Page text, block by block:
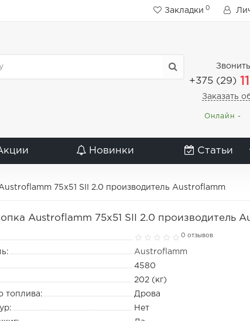
Закладки 0
+375 (29)
Заказать
Онлайн -
Новинки Статьи
75x51 SII 2.0 производитель Austroflamm
Austroflamm 75x51 SII 2.0 производитель
0 отзывов
Austroflamm
4580
202 (кг)
топлива:
Дрова
Нет